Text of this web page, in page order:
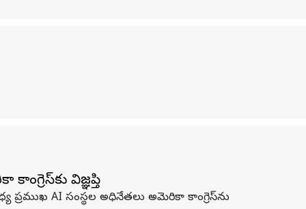
విజ్ఞప్తి
AI సంస్థల అధినేతలు అమెరికా కాంగ్రెస్‌ను